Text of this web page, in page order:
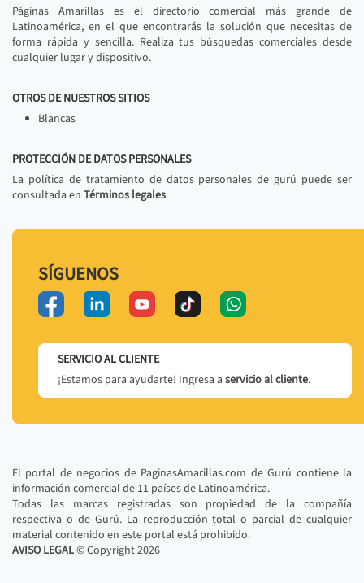
Páginas Amarillas es el directorio comercial más grande de
Latinoamérica, en el que encontrarás la solución que necesitas de
forma rápida y sencilla. Realiza tus búsquedas comerciales desde
cualquier lugar y dispositivo.
OTROS DE NUESTROS SITIOS
Blancas
PROTECCIÓN DE DATOS PERSONALES
La política de tratamiento de datos personales de gurú puede ser
consultada en Términos legales.
SÍGUENOS
SERVICIO AL CLIENTE
¡Estamos para ayudarte! Ingresa a servicio al cliente.
El portal de negocios de PaginasAmarillas.com de Gurú contiene la
información comercial de 11 países de Latinoamérica.
Todas las marcas registradas son propiedad de la compañía
respectiva o de Gurú. La reproducción total o parcial de cualquier
material contenido en este portal está prohibido.
AVISO LEGAL© Copyright2026